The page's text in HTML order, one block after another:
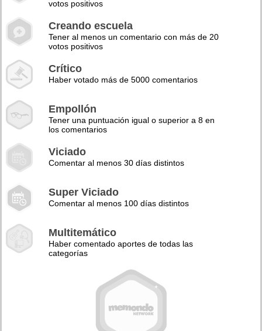
votos positivos
Creando escuela
Tener al menos un comentario con más de 20
votos positivos
Crítico
Haber votado más de 5000 comentarios
Empollón
Tener una puntuación igual o superior a 8 en
los comentarios
Viciado
Comentar al menos 30 días distintos
Super Viciado
Comentar al menos 100 días distintos
Multitemático
Haber comentado aportes de todas las
categorías